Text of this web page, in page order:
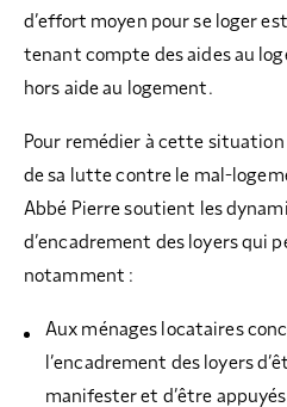
d’effort moyen pour se loger
tenant compte des aides au
hors aide au logement.
Pour remédier à cette situation
de sa lutte contre le mal-
Abbé Pierre soutient les
d’encadrement des loyers qui
notamment :
Aux ménages locataires
l’encadrement des loyers
manifester et d’être